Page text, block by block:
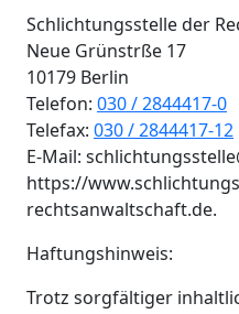
Schlichtungsstelle der
Neue Grünstrße 17
10179 Berlin
Telefon: 030 / 2844417-0
Telefax: 030 / 2844417-12
E-Mail:
https://
rechtsanwaltschaft.de.
Haftungshinweis:
Trotz sorgfältiger